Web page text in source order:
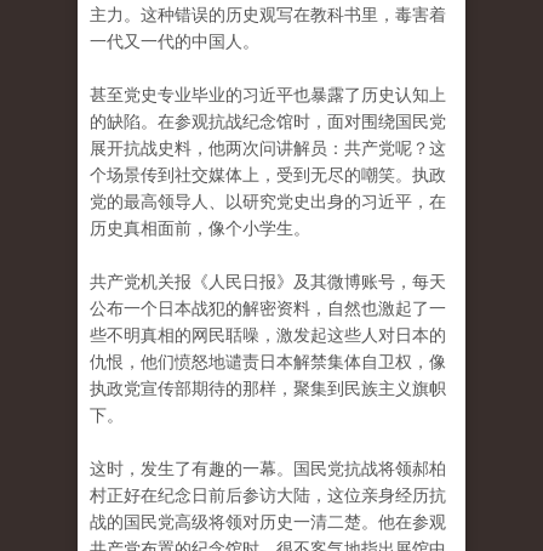
主力。这种错误的历史观写在教科书里，毒害着
一代又一代的中国人。
甚至党史专业毕业的习近平也暴露了历史认知上
的缺陷。在参观抗战纪念馆时，面对围绕国民党
展开抗战史料，他两次问讲解员：共产党呢？这
个场景传到社交媒体上，受到无尽的嘲笑。执政
党的最高领导人、以研究党史出身的习近平，在
历史真相面前，像个小学生。
共产党机关报《人民日报》及其微博账号，每天
公布一个日本战犯的解密资料，自然也激起了一
些不明真相的网民聒噪，激发起这些人对日本的
仇恨，他们愤怒地谴责日本解禁集体自卫权，像
执政党宣传部期待的那样，聚集到民族主义旗帜
下。
这时，发生了有趣的一幕。国民党抗战将领郝柏
村正好在纪念日前后参访大陆，这位亲身经历抗
战的国民党高级将领对历史一清二楚。他在参观